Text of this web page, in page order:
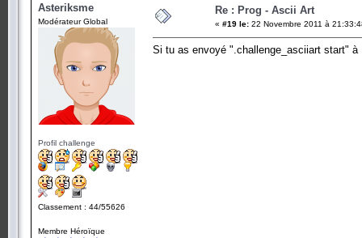
Asteriksme
Modérateur Global
Profil challenge
Classement : 44/55626
Membre Héroïque
Re : Prog - Ascii Art
« #19 le: 22 Novembre 2011 à
Si tu as envoyé ".challenge_asciiart start"